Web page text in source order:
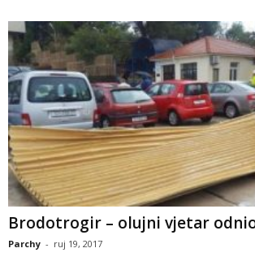
Brodotrogir – olujni vjetar
Parchy - ruj 19, 2017